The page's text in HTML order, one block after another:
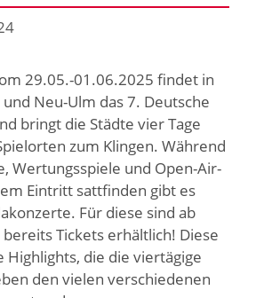
29.05.-01.06.2025 findet in
Neu-Ulm das 7. Deutsche
bringt die Städte vier Tage
zum Klingen. Während
Wertungsspiele und Open-Air-
Eintritt sattfinden gibt es
Für diese sind ab
Tickets erhältlich! Diese
Highlights, die die viertägige
den vielen verschiedenen